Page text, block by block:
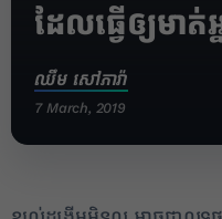
ដែលធ្វើឲ្យមាត់
ឈឹម សៅភារ៉ា
7 March, 2019